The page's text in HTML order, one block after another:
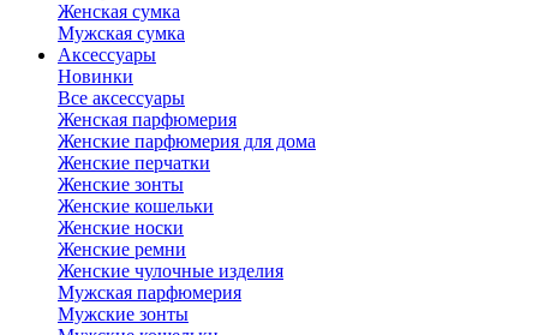
Женская сумка
Мужская сумка
Аксессуары
Новинки
Все аксессуары
Женская парфюмерия
Женские парфюмерия для дома
Женские перчатки
Женские зонты
Женские кошельки
Женские носки
Женские ремни
Женские чулочные изделия
Мужская парфюмерия
Мужские зонты